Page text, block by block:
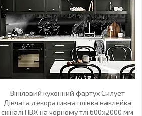
Вініловий кухонний фартух Силует
Дівчата декоративна плівка наклейка
скіналі ПВХ на чорному тлі 600х2000 мм